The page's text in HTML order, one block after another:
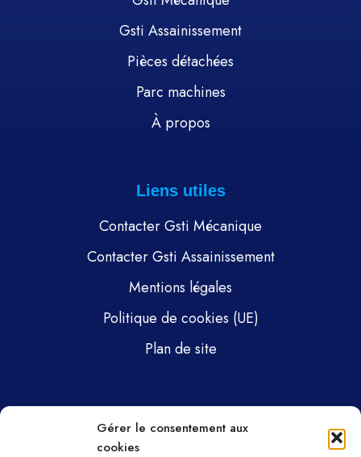
Gérer le consentement aux
cookies
Gsti Assainissement
Pièces détachées
Parc machines
À propos
Liens utiles
Contacter Gsti Mécanique
Contacter Gsti Assainissement
Mentions légales
Politique de cookies (UE)
Plan de site
Gsti Mécanique